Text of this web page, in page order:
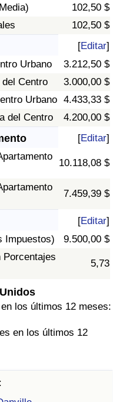
102,50 $
102,50 $
[Editar]
Urbano
3.212,50 $
Centro
3.000,00 $
Urbano 4.433,33 $
del Centro
4.200,00 $
[Editar]
10.118,08 $
7.459,39 $
[Editar]
Impuestos)
9.500,00 $
Porcentajes
5,73
los últimos 12 meses:
en los últimos 12